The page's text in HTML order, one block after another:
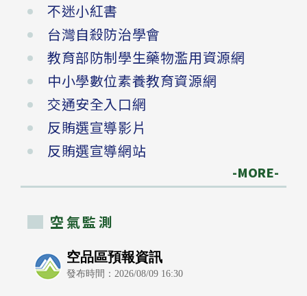
不迷小紅書
台灣自殺防治學會
教育部防制學生藥物濫用資源網
中小學數位素養教育資源網
交通安全入口網
反賄選宣導影片
反賄選宣導網站
-MORE-
空氣監測